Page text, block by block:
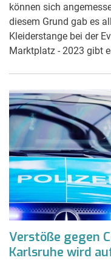
können sich
diesem Grund gab es
Kleiderstange bei der
Marktplatz - 2023 gibt
Verstöße gegen
Karlsruhe wird